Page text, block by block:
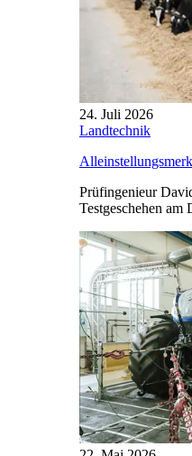
24. Juli 2026
Landtechnik
Prüfingenieur
Testgeschehen